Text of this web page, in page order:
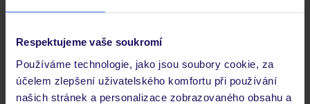
Respektujeme vaše soukromí
Používáme technologie, jako jsou soubory cookie, za
účelem zlepšení uživatelského komfortu při používání
našich stránek a personalizace zobrazovaného obsahu a
Často kladené otázky
Budeme ubytováni ihned po příjezdu do hotelu?
Kam jít po přistání a vyzvednutí zavazadel?
Zobrazit další